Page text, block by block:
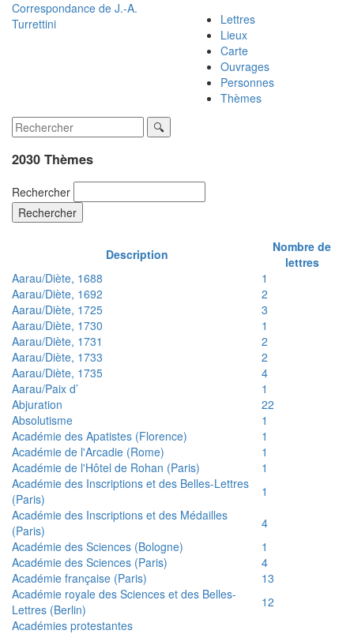
Correspondance de J.-A.
Turrettini
Lettres
Lieux
Carte
Ouvrages
Personnes
Thèmes
2030 Thèmes
Rechercher
Rechercher
Description
Nombre de
lettres
Aarau/Diète, 1688
1
Aarau/Diète, 1692
2
Aarau/Diète, 1725
3
Aarau/Diète, 1730
1
Aarau/Diète, 1731
2
Aarau/Diète, 1733
2
Aarau/Diète, 1735
4
Aarau/Paix d’
1
Abjuration
22
Absolutisme
1
Académie des Apatistes (Florence)
1
Académie de l'Arcadie (Rome)
1
Académie de l'Hôtel de Rohan (Paris)
1
Académie des Inscriptions et des Belles-Lettres
(Paris)
1
Académie des Inscriptions et des Médailles
(Paris)
4
Académie des Sciences (Bologne)
1
Académie des Sciences (Paris)
4
Académie française (Paris)
13
Académie royale des Sciences et des Belles-
Lettres (Berlin)
12
Académies protestantes